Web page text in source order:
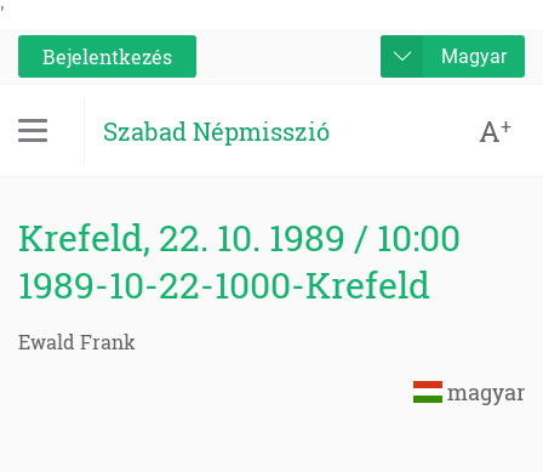
'
Bejelentkezés
Magyar
Szabad Népmisszió A+
Krefeld, 22. 10. 1989 / 10:00
1989-10-22-1000-Krefeld
Ewald Frank
magyar